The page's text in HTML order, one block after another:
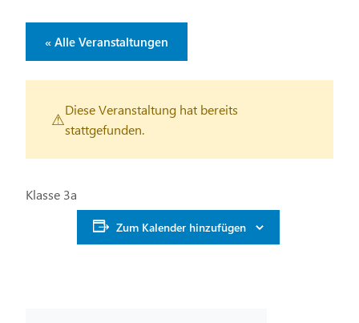
« Alle Veranstaltungen
Diese Veranstaltung hat bereits
stattgefunden.
Klasse 3a
Zum Kalender hinzufügen